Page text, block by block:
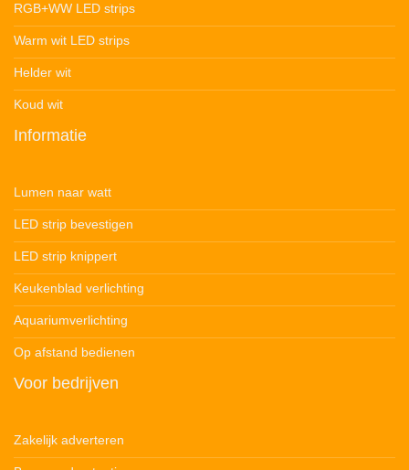
RGB+WW LED strips
Warm wit LED strips
Helder wit
Koud wit
Informatie
Lumen naar watt
LED strip bevestigen
LED strip knippert
Keukenblad verlichting
Aquariumverlichting
Op afstand bedienen
Voor bedrijven
Zakelijk adverteren